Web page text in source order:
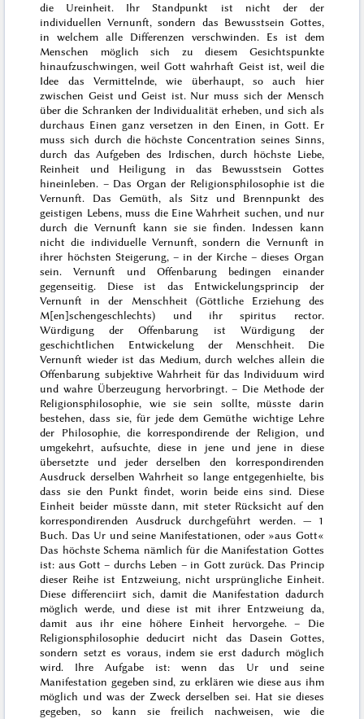
die Ureinheit. Ihr Standpunkt ist nicht der der
individuellen Vernunft, sondern das Bewusstsein Gottes,
in welchem alle Differenzen verschwinden. Es ist dem
Menschen möglich sich zu diesem Gesichtspunkte
hinaufzuschwingen, weil Gott wahrhaft Geist ist, weil die
Idee das Vermittelnde, wie überhaupt, so auch hier
zwischen Geist und Geist ist. Nur muss sich der Mensch
über die Schranken der Individualität erheben, und sich als
durchaus Einen ganz versetzen in den Einen, in Gott. Er
muss sich durch die höchste Concentration seines Sinns,
durch das Aufgeben des Irdischen, durch höchste Liebe,
Reinheit und Heiligung in das Bewusstsein Gottes
hineinleben. – Das Organ der Religionsphilosophie ist die
Vernunft. Das Gemüth, als Sitz und Brennpunkt des
geistigen Lebens, muss die Eine Wahrheit suchen, und nur
durch die Vernunft kann sie sie finden. Indessen kann
nicht die individuelle Vernunft, sondern die Vernunft in
ihrer höchsten Steigerung, – in der Kirche – dieses Organ
sein. Vernunft und Offenbarung bedingen einander
gegenseitig. Diese ist das Entwickelungsprincip der
Vernunft in der Menschheit (Göttliche Erziehung des
M[en]schengeschlechts) und ihrspiritus rector.
Würdigung der Offenbarung ist Würdigung der
geschichtlichen Entwickelung der Menschheit. Die
Vernunft wieder ist das Medium, durch welches allein die
Offenbarung subjektive Wahrheit für das Individuum wird
und wahre Überzeugung hervorbringt. – Die Methode der
Religionsphilosophie, wie sie sein sollte, müsste darin
bestehen, dass sie, für jede dem Gemüthe wichtige Lehre
der Philosophie, die korrespondirende der Religion, und
umgekehrt, aufsuchte, diese in jene und jene in diese
übersetzte und jeder derselben den korrespondirenden
Ausdruck derselben Wahrheit so lange entgegenhielte, bis
dass sie den Punkt findet, worin beide eins sind. Diese
Einheit beider müsste dann, mit steter Rücksicht auf den
korrespondirenden Ausdruck durchgeführt werden. — 1
Buch. Das Ur und seine Manifestationen, oder »aus Gott«
Das höchste Schema nämlich für die Manifestation Gottes
ist: aus Gott – durchs Leben – in Gott zurück. Das Princip
dieser Reihe ist Entzweiung, nicht ursprüngliche Einheit.
Diese differenciirt sich, damit die Manifestation dadurch
möglich werde, und diese ist mit ihrer Entzweiung da,
damit aus ihr eine höhere Einheit hervorgehe. – Die
Religionsphilosophie deducirt nicht das Dasein Gottes,
sondern setzt es voraus, indem sie erst dadurch möglich
wird. Ihre Aufgabe ist: wenn das Ur und seine
Manifestation gegeben sind, zu erklären wie diese aus ihm
möglich und was der Zweck derselben sei. Hat sie dieses
gegeben, so kann sie freilich nachweisen, wie die